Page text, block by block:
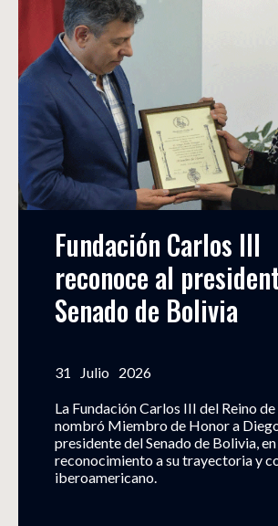
Fundación Carlos III
reconoce al
Senado de Bolivia
31 Julio 2026
La Fundación Carlos III del Reino de
nombró Miembro de Honor a
presidente del Senado de Bolivia, en
reconocimiento a su trayectoria y
iberoamericano.